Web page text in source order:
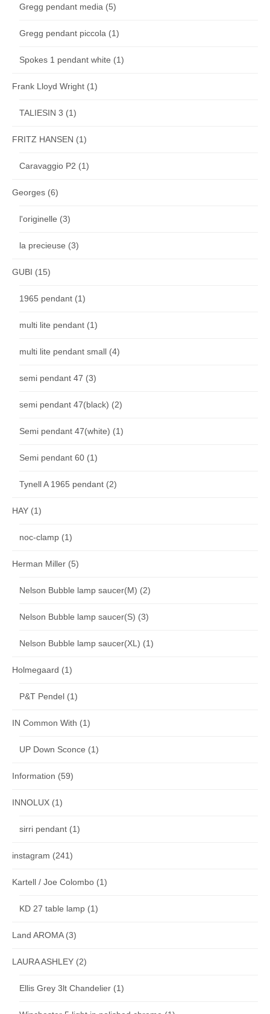
Gregg pendant media (5)
Gregg pendant piccola (1)
Spokes 1 pendant white (1)
Frank Lloyd Wright (1)
TALIESIN 3 (1)
FRITZ HANSEN (1)
Caravaggio P2 (1)
Georges (6)
l'originelle (3)
la precieuse (3)
GUBI (15)
1965 pendant (1)
multi lite pendant (1)
multi lite pendant small (4)
semi pendant 47 (3)
semi pendant 47(black) (2)
Semi pendant 47(white) (1)
Semi pendant 60 (1)
Tynell A 1965 pendant (2)
HAY (1)
noc-clamp (1)
Herman Miller (5)
Nelson Bubble lamp saucer(M) (2)
Nelson Bubble lamp saucer(S) (3)
Nelson Bubble lamp saucer(XL) (1)
Holmegaard (1)
P&T Pendel (1)
IN Common With (1)
UP Down Sconce (1)
Information (59)
INNOLUX (1)
sirri pendant (1)
instagram (241)
Kartell / Joe Colombo (1)
KD 27 table lamp (1)
Land AROMA(3)
LAURA ASHLEY (2)
Ellis Grey 3lt Chandelier (1)